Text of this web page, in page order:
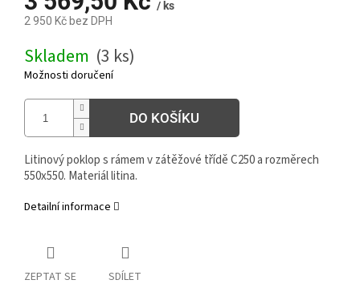
/ ks
2 950 Kč bez DPH
cena:
Skladem (3 ks)
Možnosti doručení
DO KOŠÍKU
Litinový poklop s rámem v zátěžové třídě C250 a rozměrech
550x550. Materiál litina.
Detailní informace
ZEPTAT SE SDÍLET